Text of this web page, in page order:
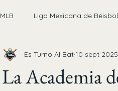
MLB Liga Mexicana de Béisbol
La Academia
Es Turno Al Bat10 sept 2025